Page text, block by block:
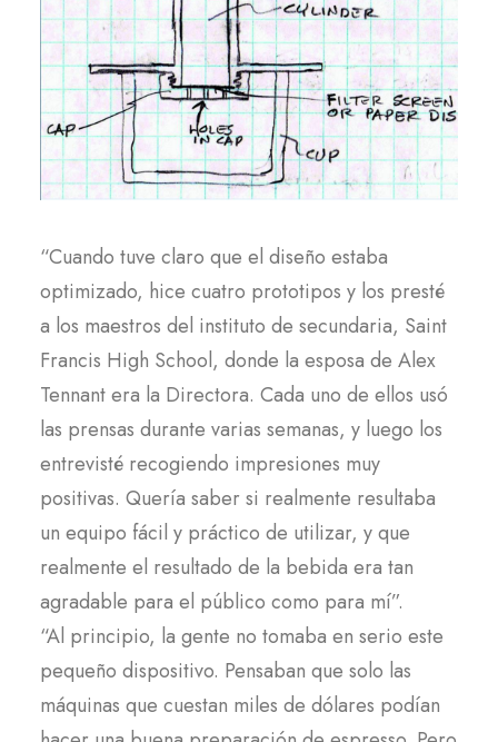
“Cuando tuve claro que el diseño estaba
optimizado, hice cuatro prototipos y los presté
a los maestros del instituto de secundaria, Saint
Francis High School, donde la esposa de Alex
Tennant era la Directora. Cada uno de ellos usó
las prensas durante varias semanas, y luego los
entrevisté recogiendo impresiones muy
positivas. Quería saber si realmente resultaba
un equipo fácil y práctico de utilizar, y que
realmente el resultado de la bebida era tan
agradable para el público como para mí”.
“Al principio, la gente no tomaba en serio este
pequeño dispositivo. Pensaban que solo las
máquinas que cuestan miles de dólares podían